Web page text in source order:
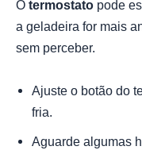
O termostato pode
a geladeira for mais
sem perceber.
Ajuste o botão do
fria.
Aguarde algumas